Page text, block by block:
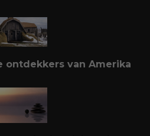
ontdekkers van Amerika